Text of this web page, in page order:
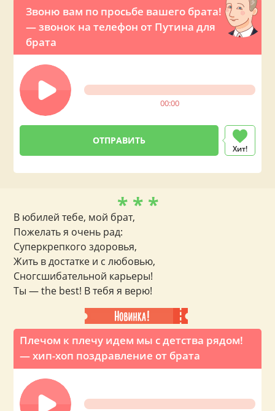
Звоню вам по просьбе вашего брата!
— звонок на телефон от Путина для
брата
00:00
Хит!
Плечом к плечу идем мы с детства рядом!
— хип-хоп поздравление от брата
* * *
В юбилей тебе, мой брат,
Пожелать я очень рад:
Суперкрепкого здоровья,
Жить в достатке и с любовью,
Сногсшибательной карьеры!
Ты — the best! В тебя я верю!